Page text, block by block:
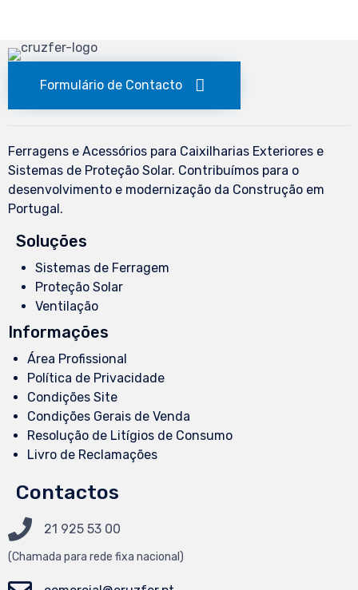
Formulário de Contacto
Ferragens e Acessórios para Caixilharias Exteriores e
Sistemas de Proteção Solar. Contribuímos para o
desenvolvimento e modernização da Construção em
Portugal.
Soluções
Sistemas de Ferragem
Proteção Solar
Ventilação
Informações
Área Profissional
Política de Privacidade
Condições Site
Condições Gerais de Venda
Resolução de Litígios de Consumo
Livro de Reclamações
Contactos
21 925 53 00
(Chamada para rede fixa nacional)